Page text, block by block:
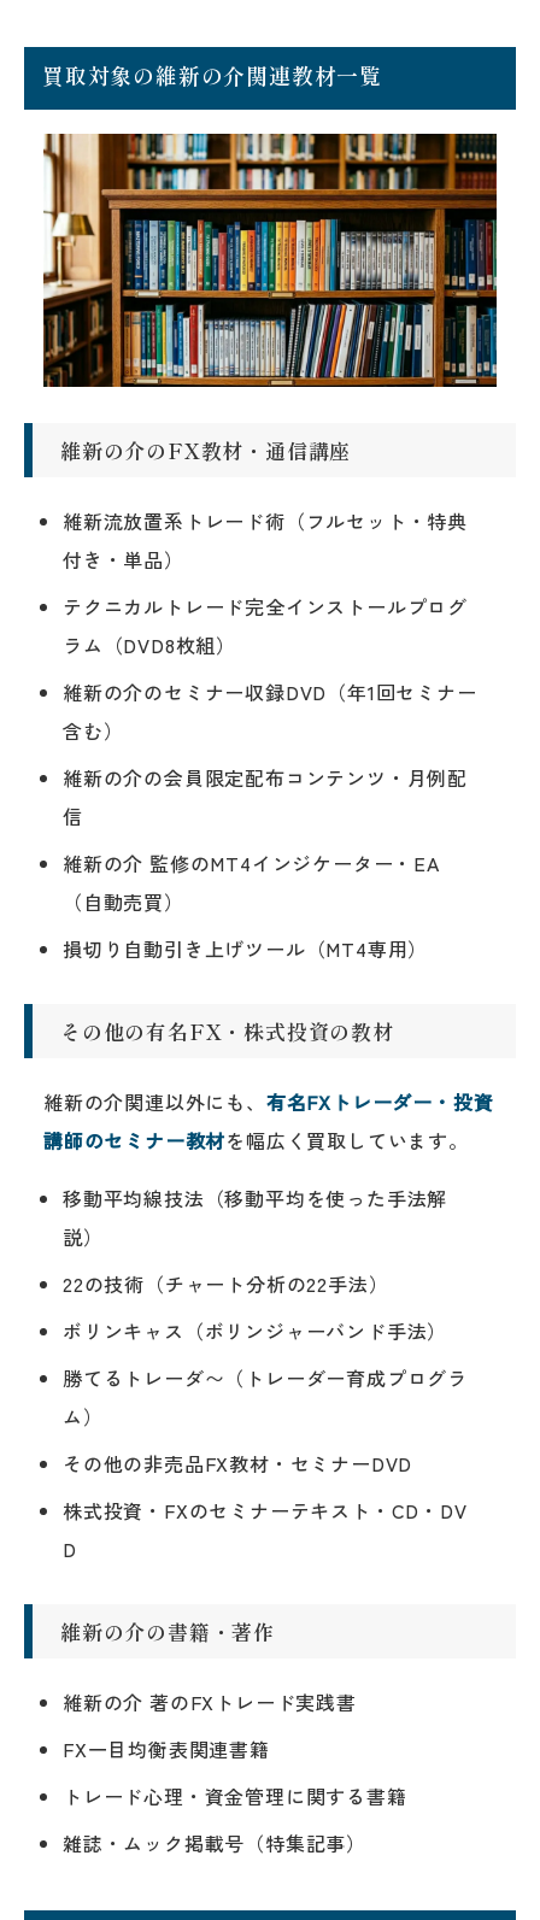
買取対象の維新の介関連教材一覧
維新の介のFX教材・通信講座
維新流放置系トレード術（フルセット・特典
付き・単品）
テクニカルトレード完全インストールプログ
ラム（DVD8枚組）
維新の介のセミナー収録DVD（年1回セミナー
含む）
維新の介の会員限定配布コンテンツ・月例配
信
維新の介 監修のMT4インジケーター・EA
（自動売買）
損切り自動引き上げツール（MT4専用）
その他の有名FX・株式投資の教材
維新の介関連以外にも、 有名FXトレーダー・投資
講師のセミナー教材を幅広く買取しています。
移動平均線技法（移動平均を使った手法解
説）
22の技術（チャート分析の22手法）
ボリンキャス（ボリンジャーバンド手法）
勝てるトレーダ〜（トレーダー育成プログラ
ム）
その他の非売品FX教材・セミナーDVD
株式投資・FXのセミナーテキスト・CD・DV
D
維新の介の書籍・著作
維新の介 著のFXトレード実践書
FX一目均衡表関連書籍
トレード心理・資金管理に関する書籍
雑誌・ムック掲載号（特集記事）